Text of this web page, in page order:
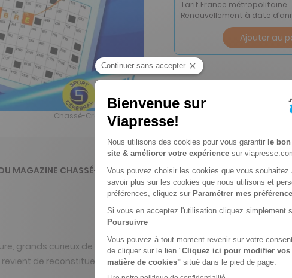
Chassé-Croisé GF n° 147
Tarif France métropolitaine
Renouvellement à date
Ajouter au
MAGAZINE CHASSÉ-CROISÉ GF
grands curieux de tout, Chassé-Croisé Grand format est votre
de reconstituer.